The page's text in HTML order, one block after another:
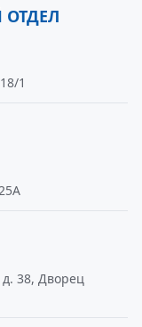
1
38, Дворец